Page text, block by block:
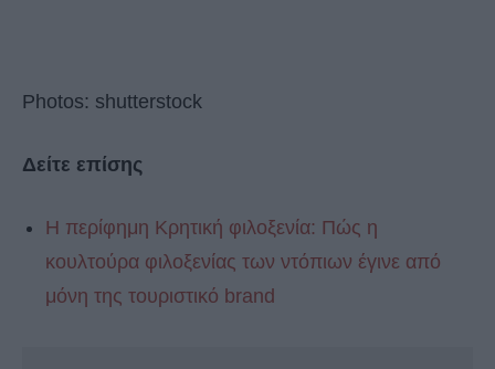
Photos: shutterstock
Δείτε επίσης
Η περίφημη Κρητική φιλοξενία: Πώς η
κουλτούρα φιλοξενίας των ντόπιων έγινε από
μόνη της τουριστικό brand